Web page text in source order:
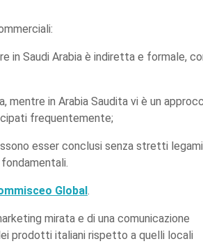
in Saudi Arabia è indiretta e formale,
in Arabia Saudita vi è un
frequentemente;
esser conclusi senza stretti
Global .
mirata e di una comunicazione
prodotti italiani rispetto a quelli locali